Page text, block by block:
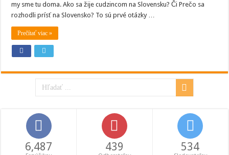
z
rôznych
kútov
my sme tu doma. Ako sa žije cudzincom na Slovensku? Či Prečo sa
rozhodli prísť na Slovensko? To sú prvé otázky …
Prečítať viac »
6,487 439 534